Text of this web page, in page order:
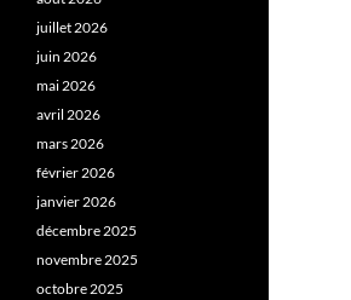
juillet 2026
juin 2026
mai 2026
avril 2026
mars 2026
février 2026
janvier 2026
décembre 2025
novembre 2025
octobre 2025